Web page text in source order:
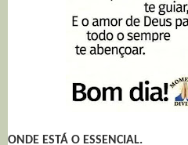
ONDE ESTÁ O ESSENCIAL.